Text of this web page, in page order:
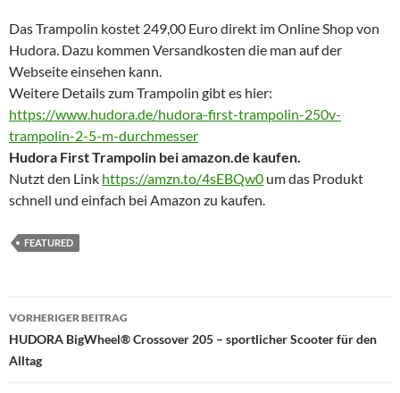
Das Trampolin kostet 249,00 Euro direkt im Online Shop von
Hudora. Dazu kommen Versandkosten die man auf der
Webseite einsehen kann.
Weitere Details zum Trampolin gibt es hier:
https://www.hudora.de/hudora-first-trampolin-250v-
trampolin-2-5-m-durchmesser
Hudora First Trampolin bei amazon.de kaufen.
Nutzt den Link https://amzn.to/4sEBQw0 um das Produkt
schnell und einfach bei Amazon zu kaufen.
FEATURED
Beitragsnavigation
VORHERIGER BEITRAG
HUDORA BigWheel® Crossover 205 – sportlicher Scooter für den
Alltag